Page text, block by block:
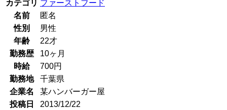
カテゴリ ファーストフード
名前
匿名
性別
男性
年齢
22才
勤務歴
10ヶ月
時給
700円
勤務地
千葉県
企業名
某ハンバーガー屋
投稿日
2013/12/22